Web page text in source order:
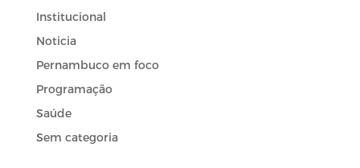
Institucional
Noticia
Pernambuco em foco
Programação
Saúde
Sem categoria